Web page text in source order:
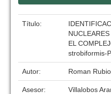
Título:
EL
strobiformis-
Autor: Roman
Asesor: Villalobos